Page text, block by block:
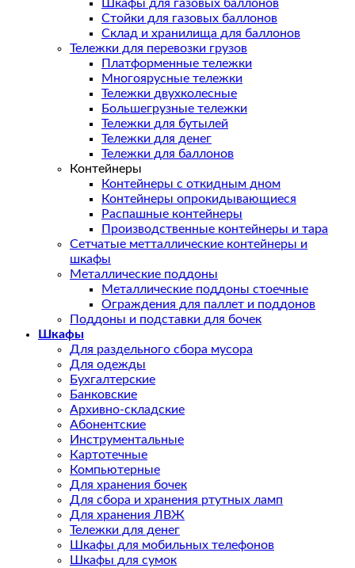
Шкафы для газовых баллонов
Стойки для газовых баллонов
Склад и хранилища для баллонов
Тележки для перевозки грузов
Платформенные тележки
Многоярусные тележки
Тележки двухколесные
Большегрузные тележки
Тележки для бутылей
Тележки для денег
Тележки для баллонов
Контейнеры
Контейнеры с откидным дном
Контейнеры опрокидывающиеся
Распашные контейнеры
Производственные контейнеры и тара
Сетчатые метталлические контейнеры и
шкафы
Металлические поддоны
Металлические поддоны стоечные
Ограждения для паллет и поддонов
Поддоны и подставки для бочек
Шкафы
Для раздельного сбора мусора
Для одежды
Бухгалтерские
Банковские
Архивно-складские
Абонентские
Инструментальные
Картотечные
Компьютерные
Для хранения бочек
Для сбора и хранения ртутных ламп
Для хранения ЛВЖ
Тележки для денег
Шкафы для мобильных телефонов
Шкафы для сумок